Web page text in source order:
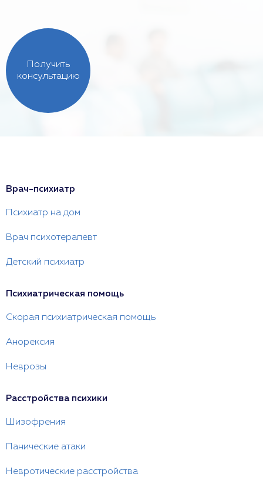
Получить
консультацию
Врач-психиатр
Психиатр на дом
Врач психотерапевт
Детский психиатр
Психиатрическая помощь
Скорая психиатрическая помощь
Анорексия
Неврозы
Расстройства психики
Шизофрения
Панические атаки
Невротические расстройства